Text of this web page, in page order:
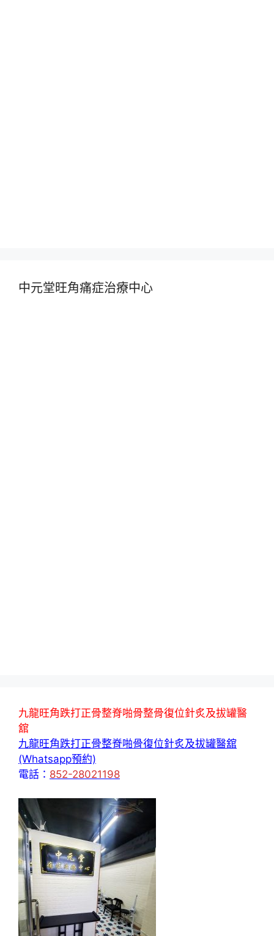
中元堂旺角痛症治療中心
九龍旺角跌打正骨整脊啪骨整骨復位針炙及拔罐醫
舘
九龍旺角跌打正骨整脊啪骨復位針炙及拔罐醫舘
(Whatsapp預約)
電話： 852-28021198